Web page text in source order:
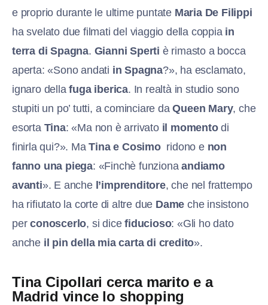
e proprio durante le ultime puntate Maria De Filippi
ha svelato due filmati del viaggio della coppia in
terra di Spagna. Gianni Sperti è rimasto a bocca
aperta: «Sono andati in Spagna?», ha esclamato,
ignaro dellafuga iberica. In realtà in studio sono
stupiti un po’ tutti, a cominciare daQueen Mary, che
esorta Tina: «Ma non è arrivato il momentodi
finirla qui?». MaTina e Cosimoridono e non
fanno una piega: «Finchè funzionaandiamo
avanti». E anche l’imprenditore, che nel frattempo
ha rifiutato la corte di altre due Dameche insistono
perconoscerlo, si dicefiducioso: «Gli ho dato
anche il pin della mia carta di credito».
Tina Cipollari cerca marito e a
Madrid vince lo shopping